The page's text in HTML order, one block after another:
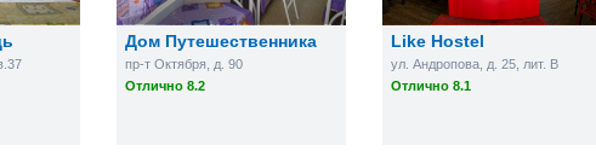
Дом Путешественника
пр-т Октября, д. 90
Отлично 8.2
Like Hostel
ул. Андропова, д. 25, лит. В
Отлично 8.1